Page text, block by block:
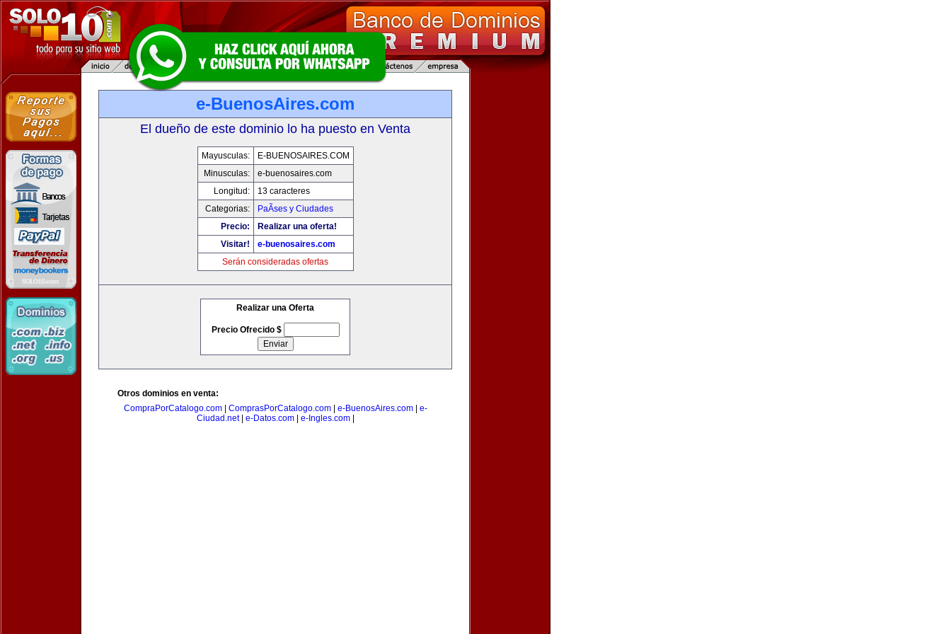
e-BuenosAires.com
El dueño de este dominio lo ha puesto en Venta
Mayusculas:
E-BUENOSAIRES.COM
Minusculas:
e-buenosaires.com
Longitud:
13 caracteres
Categorias:
PaÃ­ses y Ciudades
Precio:
Realizar una oferta!
Visitar!
e-buenosaires.com
Serán consideradas ofertas
Realizar una Oferta
Precio Ofrecido $
Otros dominios en venta:
CompraPorCatalogo.com| ComprasPorCatalogo.com| e-BuenosAires.com| e-
Ciudad.net| e-Datos.com| e-Ingles.com|